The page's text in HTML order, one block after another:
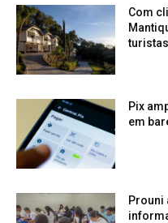
Com
Pix
em
Prouni